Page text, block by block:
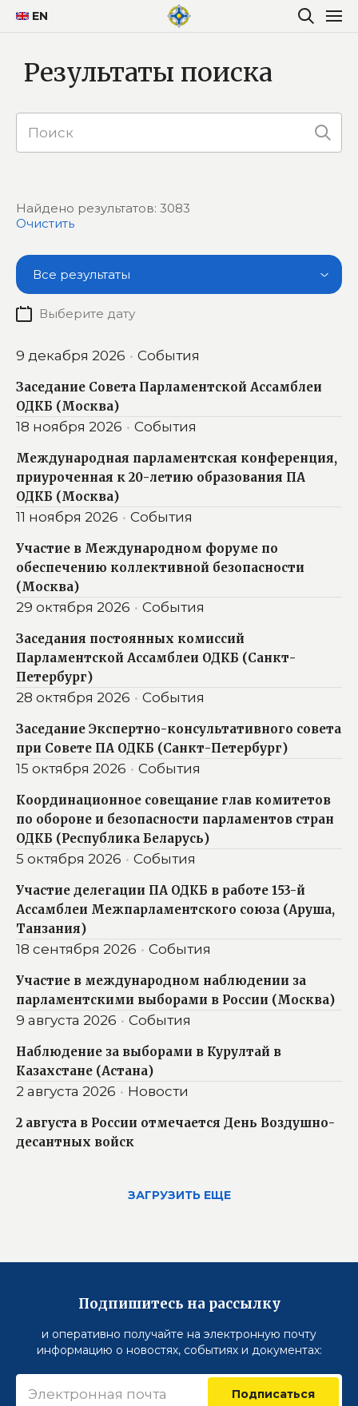
EN
Результаты поиска
Найдено результатов: 3083
Очистить
Все результаты
9 декабря 2026 События
Заседание Совета Парламентской Ассамблеи
ОДКБ (Москва)
18 ноября 2026 События
Международная парламентская конференция,
приуроченная к 20-летию образования ПА
ОДКБ (Москва)
11 ноября 2026 События
Участие в Международном форуме по
обеспечению коллективной безопасности
(Москва)
29 октября 2026 События
Заседания постоянных комиссий
Парламентской Ассамблеи ОДКБ (Санкт-
Петербург)
28 октября 2026 События
Заседание Экспертно-консультативного совета
при Совете ПА ОДКБ (Санкт-Петербург)
15 октября 2026 События
Координационное совещание глав комитетов
по обороне и безопасности парламентов стран
ОДКБ (Республика Беларусь)
5 октября 2026 События
Участие делегации ПА ОДКБ в работе 153-й
Ассамблеи Межпарламентского союза (Аруша,
Танзания)
18 сентября 2026 События
Участие в международном наблюдении за
парламентскими выборами в России (Москва)
9 августа 2026 События
Наблюдение за выборами в Курултай в
Казахстане (Астана)
2 августа 2026 Новости
2 августа в России отмечается День Воздушно-
десантных войск
ЗАГРУЗИТЬ ЕЩЕ
Подпишитесь на рассылку
и оперативно получайте на электронную почту
информацию о новостях, событиях и документах:
Подписаться